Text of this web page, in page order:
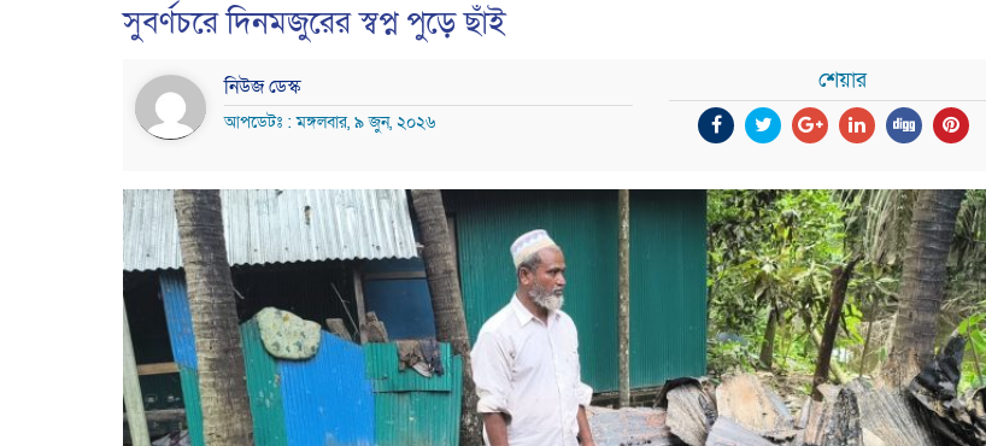
সুবর্ণচরে দিনমজুরের স্বপ্ন পুড়ে ছাঁই
নিউজ ডেস্ক
আপডেটঃ : মঙ্গলবার, ৯ জুন, ২০২৬
শেয়ার